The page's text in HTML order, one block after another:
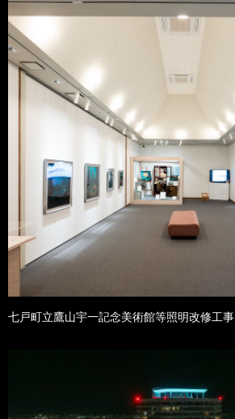
七戸町立鷹山宇一記念美術館等照明改修工事